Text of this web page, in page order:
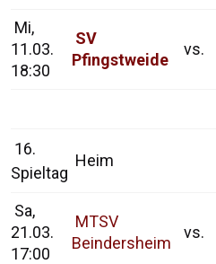
Mi,
11.03.
18:30
SV
Pfingstweide
vs.
16.
Spieltag
Heim
Sa,
21.03.
17:00
MTSV
Beindersheim
vs.